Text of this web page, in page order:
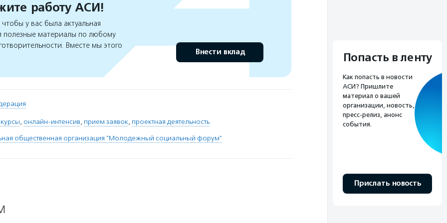
работу АСИ!
у вас была актуальная
материалы по любому
Вместе мы этого
Внести вклад
, онлайн-интенсив, прием заявок, проектная деятельность
общественная организация "Молодежный социальный форум"
Попасть в ленту
Как попасть в новости
АСИ? Пришлите
материал о вашей
организации, новость,
пресс-релиз, анонс
события.
Прислать новость